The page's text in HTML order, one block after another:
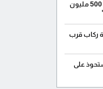
"الفيدرالي الأمريكي" يرسل 500 مليون
ركاب قرب
على